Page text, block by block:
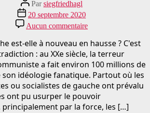
du
message
Parsiegfriedhagl
Date
de
publication
20 septembre 2020
Aucun commentaire
Die
Intelligenz
tickt
links
est-elle à nouveau en hausse ? C'est
: au XXe siècle, la terreur
a fait environ 100 millions de
son idéologie fanatique. Partout où les
ou socialistes de gauche ont prévalu
ont pu usurper le pouvoir
par la force, les […]